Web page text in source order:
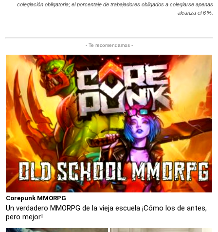
colegiación obligatoria; el porcentaje de trabajadores obligados a colegiarse apenas
alcanza el 6 %.
- Te recomendamos -
Corepunk MMORPG
Un verdadero MMORPG de la vieja escuela ¡Cómo los de antes,
pero mejor!